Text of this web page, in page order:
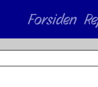
Forsiden